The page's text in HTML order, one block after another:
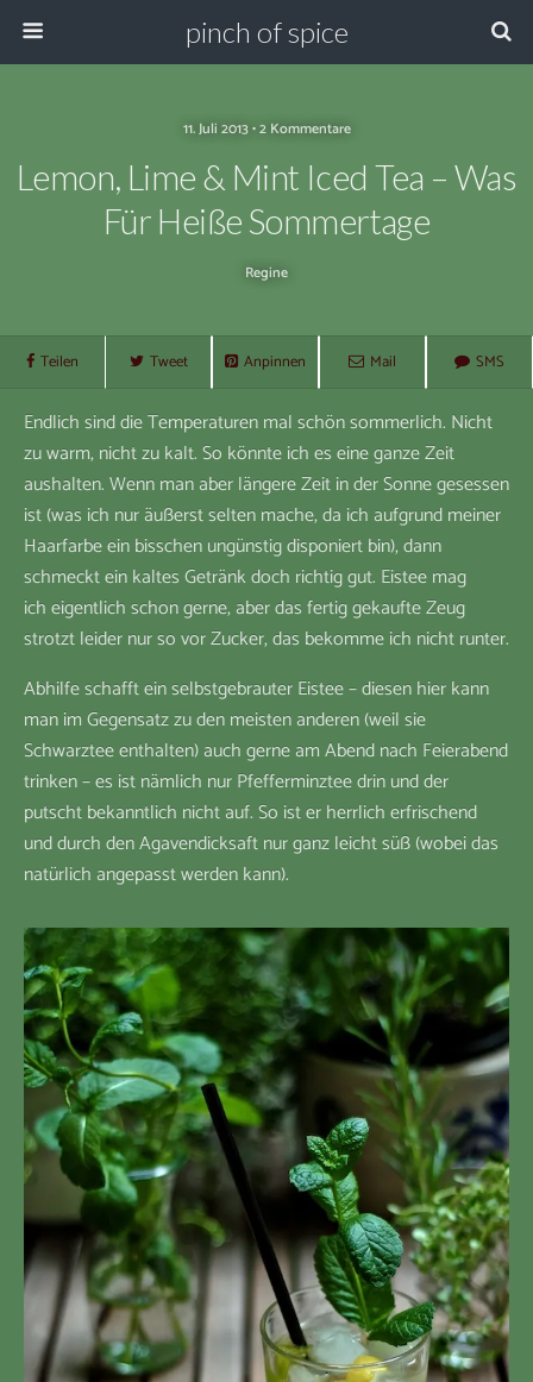
pinch of spice
11. Juli 2013 • 2 Kommentare
Lemon, Lime & Mint Iced Tea – Was
Für Heiße Sommertage
Regine
Teilen Tweet Anpinnen Mail SMS
Endlich sind die Temperaturen mal schön sommerlich. Nicht
zu warm, nicht zu kalt. So könnte ich es eine ganze Zeit
aushalten. Wenn man aber längere Zeit in der Sonne gesessen
ist (was ich nur äußerst selten mache, da ich aufgrund meiner
Haarfarbe ein bisschen ungünstig disponiert bin), dann
schmeckt ein kaltes Getränk doch richtig gut. Eistee mag
ich eigentlich schon gerne, aber das fertig gekaufte Zeug
strotzt leider nur so vor Zucker, das bekomme ich nicht runter.
Abhilfe schafft ein selbstgebrauter Eistee – diesen hier kann
man im Gegensatz zu den meisten anderen (weil sie
Schwarztee enthalten) auch gerne am Abend nach Feierabend
trinken – es ist nämlich nur Pfefferminztee drin und der
putscht bekanntlich nicht auf. So ist er herrlich erfrischend
und durch den Agavendicksaft nur ganz leicht süß (wobei das
natürlich angepasst werden kann).